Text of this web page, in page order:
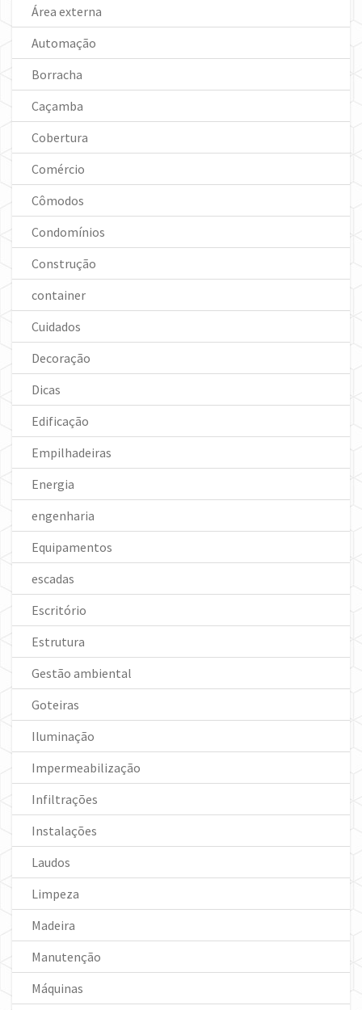
Área externa
Automação
Borracha
Caçamba
Cobertura
Comércio
Cômodos
Condomínios
Construção
container
Cuidados
Decoração
Dicas
Edificação
Empilhadeiras
Energia
engenharia
Equipamentos
escadas
Escritório
Estrutura
Gestão ambiental
Goteiras
Iluminação
Impermeabilização
Infiltrações
Instalações
Laudos
Limpeza
Madeira
Manutenção
Máquinas